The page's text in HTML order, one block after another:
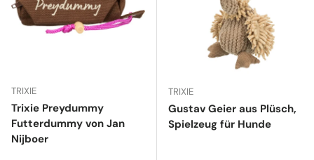
TRIXIE
Trixie Preydummy
Futterdummy von Jan
Nijboer
TRIXIE
Gustav Geier aus Plüsch,
Spielzeug für Hunde